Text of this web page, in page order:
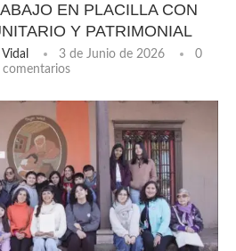
EN PLACILLA CON
Y PATRIMONIAL
3 de Junio de 2026
0
comentarios